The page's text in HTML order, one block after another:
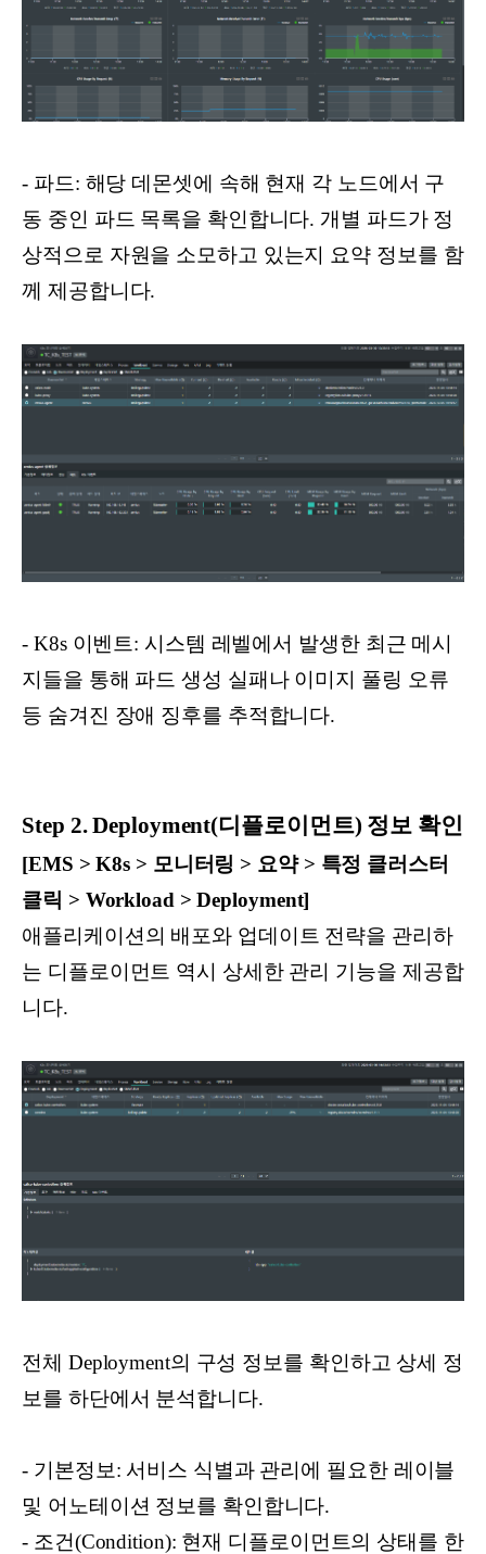
- 파드: 해당 데몬셋에 속해 현재 각 노드에서 구
동 중인 파드 목록을 확인합니다. 개별 파드가 정
상적으로 자원을 소모하고 있는지 요약 정보를 함
께 제공합니다.
- K8s 이벤트: 시스템 레벨에서 발생한 최근 메시
지들을 통해 파드 생성 실패나 이미지 풀링 오류
등 숨겨진 장애 징후를 추적합니다.
Step 2. Deployment(디플로이먼트) 정보 확인
[EMS > K8s > 모니터링 > 요약 > 특정 클러스터
클릭 > Workload > Deployment]
애플리케이션의 배포와 업데이트 전략을 관리하
는 디플로이먼트 역시 상세한 관리 기능을 제공합
니다.
전체 Deployment의 구성 정보를 확인하고 상세 정
보를 하단에서 분석합니다.
- 기본정보: 서비스 식별과 관리에 필요한 레이블
및 어노테이션 정보를 확인합니다.
- 조건(Condition): 현재 디플로이먼트의 상태를 한